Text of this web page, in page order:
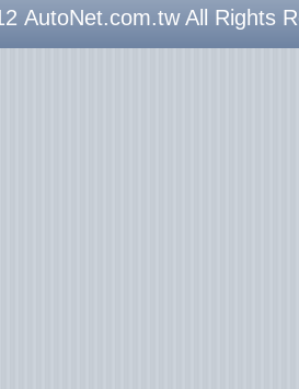
AutoNet.com.tw All Rights